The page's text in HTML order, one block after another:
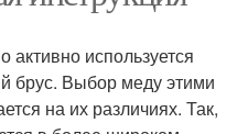
используется
брус. Выбор меду этими
на их различиях. Так,